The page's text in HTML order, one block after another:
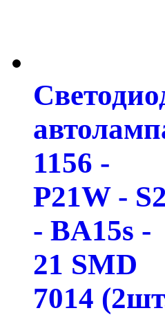
1156 -
P21W -
- BA15s -
21 SMD
7014